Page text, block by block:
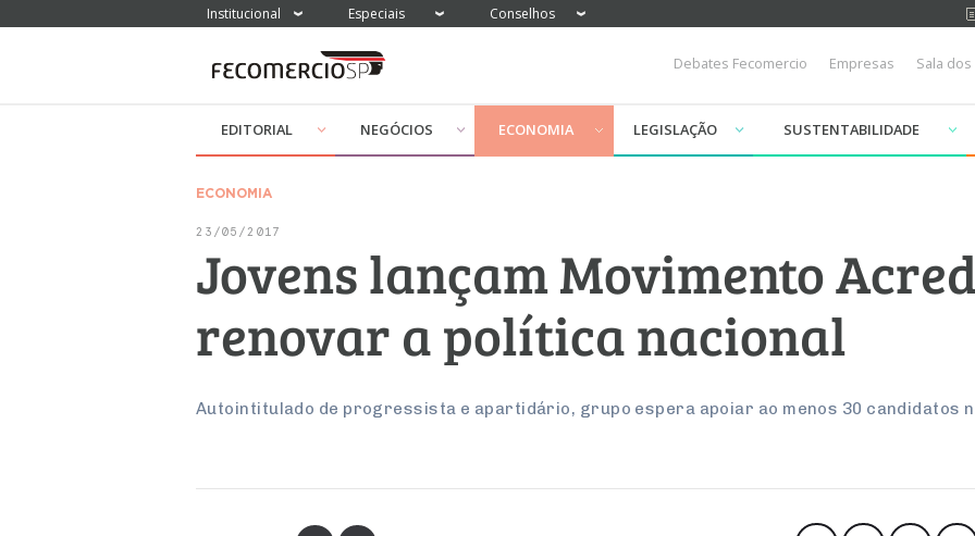
Institucional Especiais Conselhos
Debates Fecomercio Empresas Sala
EDITORIAL NEGÓCIOS ECONOMIA LEGISLAÇÃO SUSTENTABILIDADE
ECONOMIA
23/05/2017
Jovens lançam Movimento
renovar a política nacional
Autointitulado de progressista e apartidário, grupo espera apoiar ao menos 30 candidatos